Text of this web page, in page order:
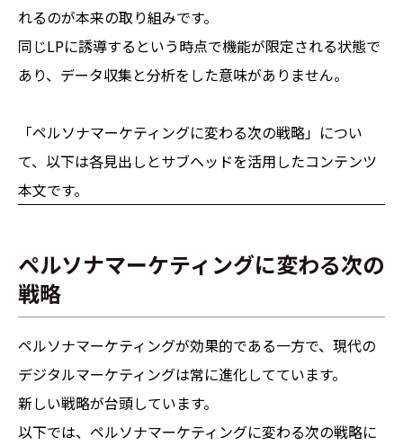
れるのが本来の取り組みです。
同じLPに誘導するという時点で機能が限定される状態で
あり、データ収集と分析をした意味がありません。
「ペルソナマーケティングに変わる次の戦略」につい
て、以下は各見出しとサブヘッドを活用したコンテンツ
本文です。
ペルソナマーケティングに変わる次の
戦略
ペルソナマーケティングが効果的である一方で、現代の
デジタルマーケティングは常に進化してています。
新しい戦略が台頭しています。
以下では、ペルソナマーケティングに変わる次の戦略に